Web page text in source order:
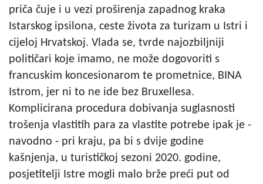
priča čuje i u vezi proširenja zapadnog kraka
Istarskog ipsilona, ceste života za turizam u Istri i
cijeloj Hrvatskoj. Vlada se, tvrde najozbiljniji
političari koje imamo, ne može dogovoriti s
francuskim koncesionarom te prometnice, BINA
Istrom, jer ni to ne ide bez Bruxellesa.
Komplicirana procedura dobivanja suglasnosti
trošenja vlastitih para za vlastite potrebe ipak je -
navodno - pri kraju, pa bi s dvije godine
kašnjenja, u turističkoj sezoni 2020. godine,
posjetitelji Istre mogli malo brže preći put od